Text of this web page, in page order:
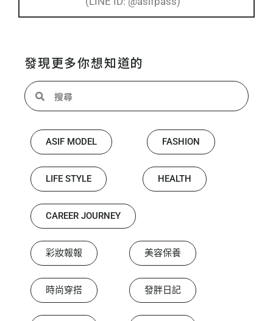
發現更多你想知道的
ASIF MODEL FASHION
LIFE STYLE HEALTH
CAREER JOURNEY
彩妝報報 美容保養
時尚穿搭 發胖日記